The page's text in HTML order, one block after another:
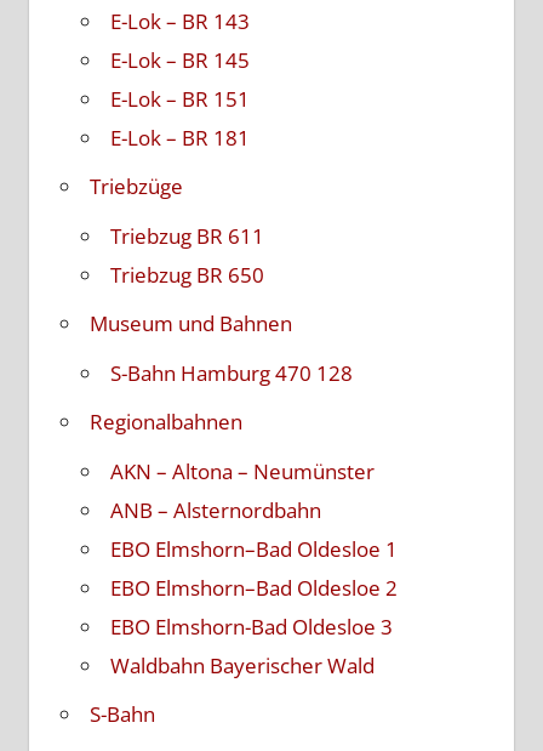
E-Lok – BR 143
E-Lok – BR 145
E-Lok – BR 151
E-Lok – BR 181
Triebzüge
Triebzug BR 611
Triebzug BR 650
Museum und Bahnen
S-Bahn Hamburg 470 128
Regionalbahnen
AKN – Altona – Neumünster
ANB – Alsternordbahn
EBO Elmshorn–Bad Oldesloe 1
EBO Elmshorn–Bad Oldesloe 2
EBO Elmshorn-Bad Oldesloe 3
Waldbahn Bayerischer Wald
S-Bahn